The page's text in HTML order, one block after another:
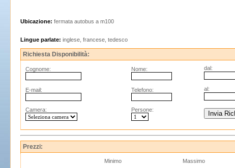
Ubicazione: fermata autobus a m100
Lingue parlate: inglese, francese, tedesco
Richiesta Disponibilità:
Cognome: Nome: dal:
E-mail: Telefono: al:
Camera: Persone:
Prezzi:
Minimo
Massimo